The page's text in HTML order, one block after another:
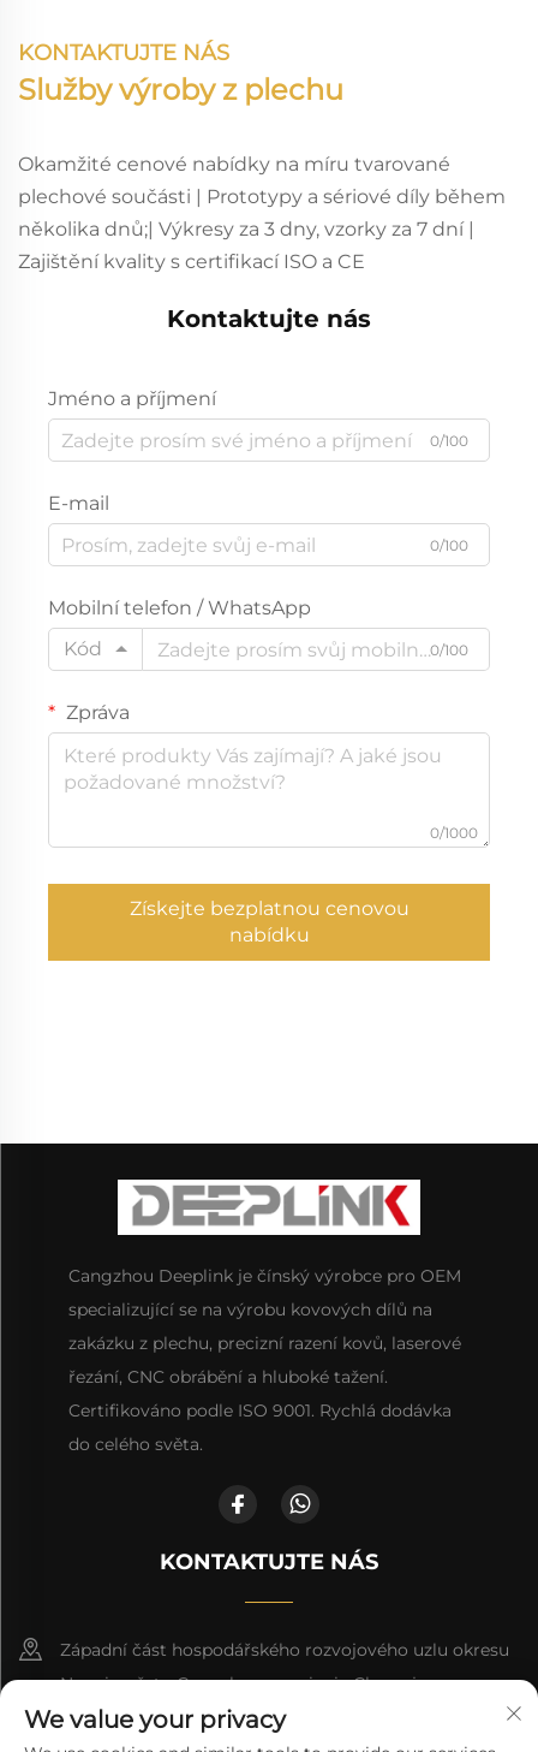
KONTAKTUJTE NÁS
Služby výroby z plechu
Okamžité cenové nabídky na míru tvarované
plechové součásti | Prototypy a sériové díly během
několika dnů;| Výkresy za 3 dny, vzorky za 7 dní |
Zajištění kvality s certifikací ISO a CE
Kontaktujte nás
Jméno a příjmení
0/100
E-mail
0/100
Mobilní telefon / WhatsApp
Kód
0/100
Zpráva
0/1000
Získejte bezplatnou cenovou
nabídku
Cangzhou Deeplink je čínský výrobce pro OEM
specializující se na výrobu kovových dílů na
zakázku z plechu, precizní razení kovů, laserové
řezání, CNC obrábění a hluboké tažení.
Certifikováno podle ISO 9001. Rychlá dodávka
do celého světa.
KONTAKTUJTE NÁS
Západní část hospodářského rozvojového uzlu okresu
Nanpi, město Cangzhou, provincie Che-pej
+86-18617745678
We value your privacy